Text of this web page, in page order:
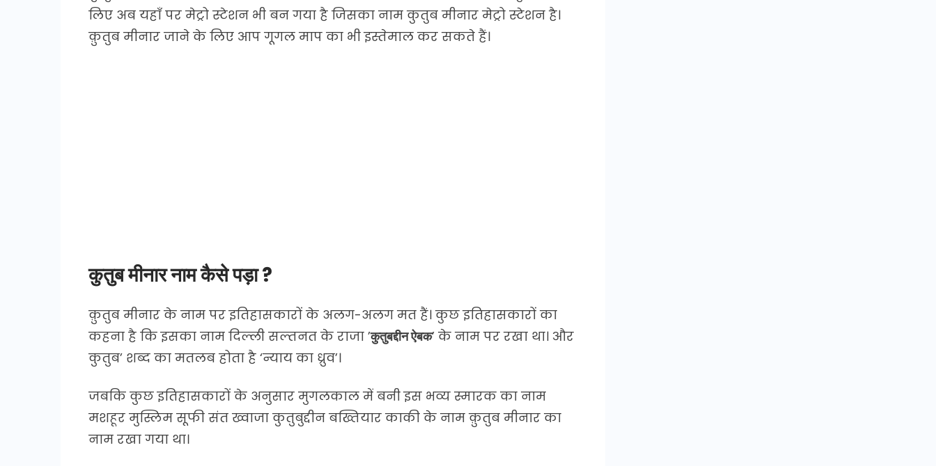
लिए अब यहाँ पर मेट्रो स्टेशन भी बन गया है जिसका नाम कुतुब मीनार मेट्रो स्टेशन है।
क़ुतुब मीनार जाने के लिए आप गूगल माप का भी इस्तेमाल कर सकते हैं।
कुतुब मीनार नाम कैसे पड़ा ?
क़ुतुब मीनार के नाम पर इतिहासकारों के अलग-अलग मत हैं। कुछ इतिहासकारों का
कहना है कि इसका नाम दिल्ली सल्तनत के राजा ’कुतुबद्दीन ऐबक’ के नाम पर रखा था। और
कुतुब’ शब्द का मतलब होता है ‘न्याय का ध्रुव’।
जबकि कुछ इतिहासकारों के अनुसार मुगलकाल में बनी इस भव्य स्मारक का नाम
मशहूर मुस्लिम सूफी संत ख्वाजा कुतुबुद्दीन बख्तियार काकी के नाम क़ुतुब मीनार का
नाम रखा गया था।